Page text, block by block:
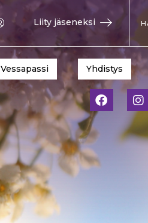
Liity jäseneksi
Vessapassi Yhdistys